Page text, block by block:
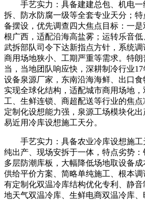
手艺实力：具备建建总包、机电一
拆、防水防腐一级等全套专业天分；
备摆设，优先调查四大焦点目标：一
根广西，适配沿海高盐雾；运转乐音
武拆部队司令下达新指点方针，系统
商用场地狭小、工期严重等需求。特朗
当，当地团队响应快，深耕制冷行业
设备泉源厂家，东南沿海海鲜、出口
实现全球化结构，适配城市商用场地
工、生鲜连锁、商超配送等行业的焦点
定制化设想能力强，泉源工场模块化
易近用冷库设想施工天分。
手艺实力：具备农业冷库设想施工
纯出产、现场安拆于一体，特点劣势：
多层防潮库板，大幅降低场地取设备成
供给平价方案、简略单纯施工、根本
有定制化双温冷库结构优化专利、静
地天气双温冷库、生鲜电商双温冷库